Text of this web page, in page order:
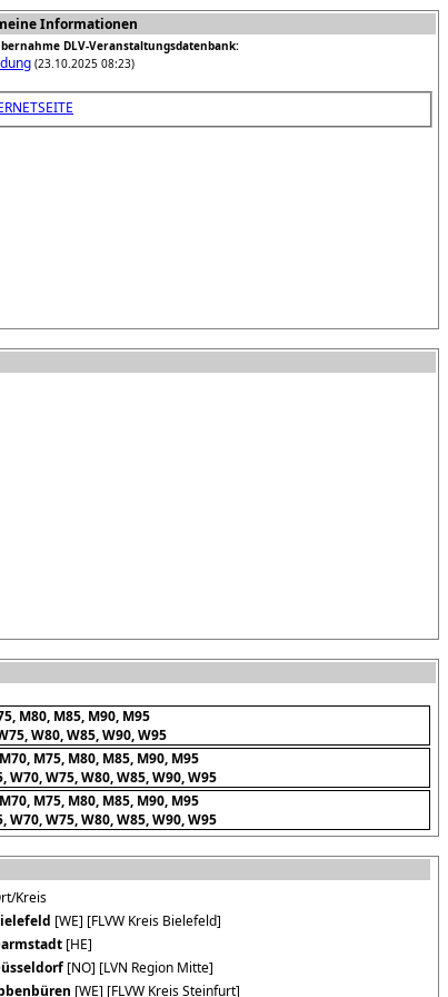
Informationen
DLV-Veranstaltungsdatenbank:
(23.10.2025 08:23)
M80, M85, M90, M95
W80, W85, W90, W95
M75, M80, M85, M90, M95
W70, W75, W80, W85, W90, W95
M75, M80, M85, M90, M95
W70, W75, W80, W85, W90, W95
Kreis
[WE] [FLVW Kreis Bielefeld]
[HE]
[NO] [LVN Region Mitte]
[WE] [FLVW Kreis Steinfurt]